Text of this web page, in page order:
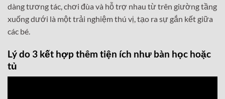
dàng tương tác, chơi đùa và hỗ trợ nhau từ trên giường tầng
xuống dưới là một trải nghiệm thú vị, tạo ra sự gắn kết giữa
các bé.
Lý do 3 kết hợp thêm tiện ích như bàn học hoặc
tủ